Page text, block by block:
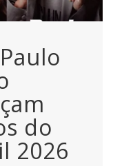
do
2026